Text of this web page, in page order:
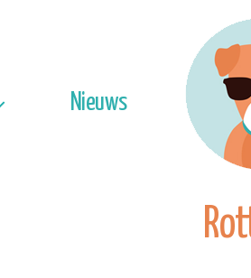
Nieuws